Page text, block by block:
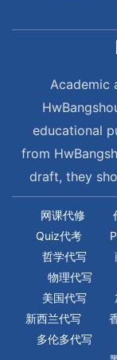
Academic
educational
from
draft, they
网课代修
Quiz代考
哲学代写
物理代写
美国代写
新西兰代写
多伦多代写